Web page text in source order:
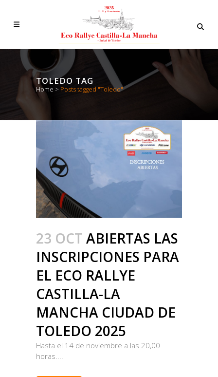
TOLEDO TAG
Home > Posts tagged "Toledo"
23 OCT ABIERTAS LAS
INSCRIPCIONES PARA
EL ECO RALLYE
CASTILLA-LA
MANCHA CIUDAD DE
TOLEDO 2025
Hasta el 14 de noviembre a las 20,00
horas....